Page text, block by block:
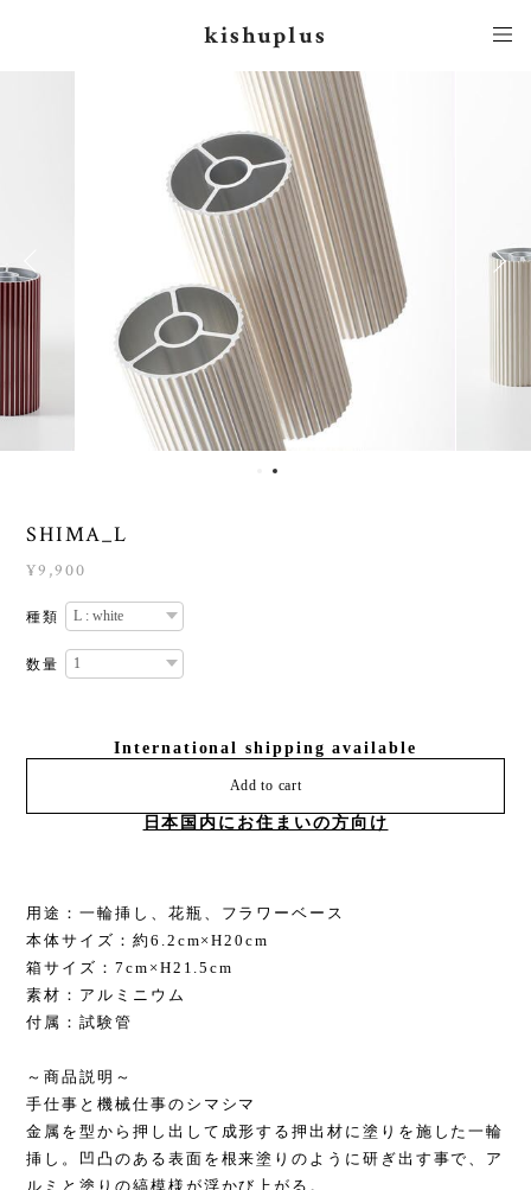
kishuplus
SHIMA_L
¥9,900
種類
数量
International shipping available
Add to cart
日本国内にお住まいの方向け
用途：一輪挿し、花瓶、フラワーベース
本体サイズ：約6.2cm×H20cm
箱サイズ：7cm×H21.5cm
素材：アルミニウム
付属：試験管
～商品説明～
手仕事と機械仕事のシマシマ
金属を型から押し出して成形する押出材に塗りを施した一輪
挿し。凹凸のある表面を根来塗りのように研ぎ出す事で、ア
ルミと塗りの縞模様が浮かび上がる。